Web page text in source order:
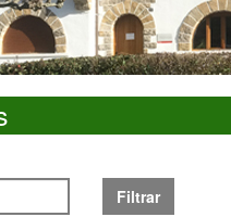
Filtrar